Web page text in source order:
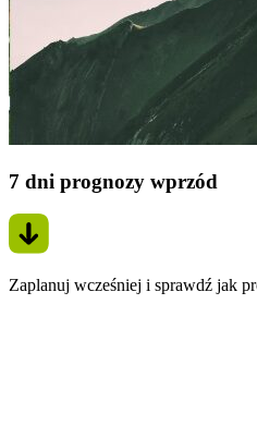
7 dni prognozy wprzód
Zaplanuj wcześniej i sprawdź jak